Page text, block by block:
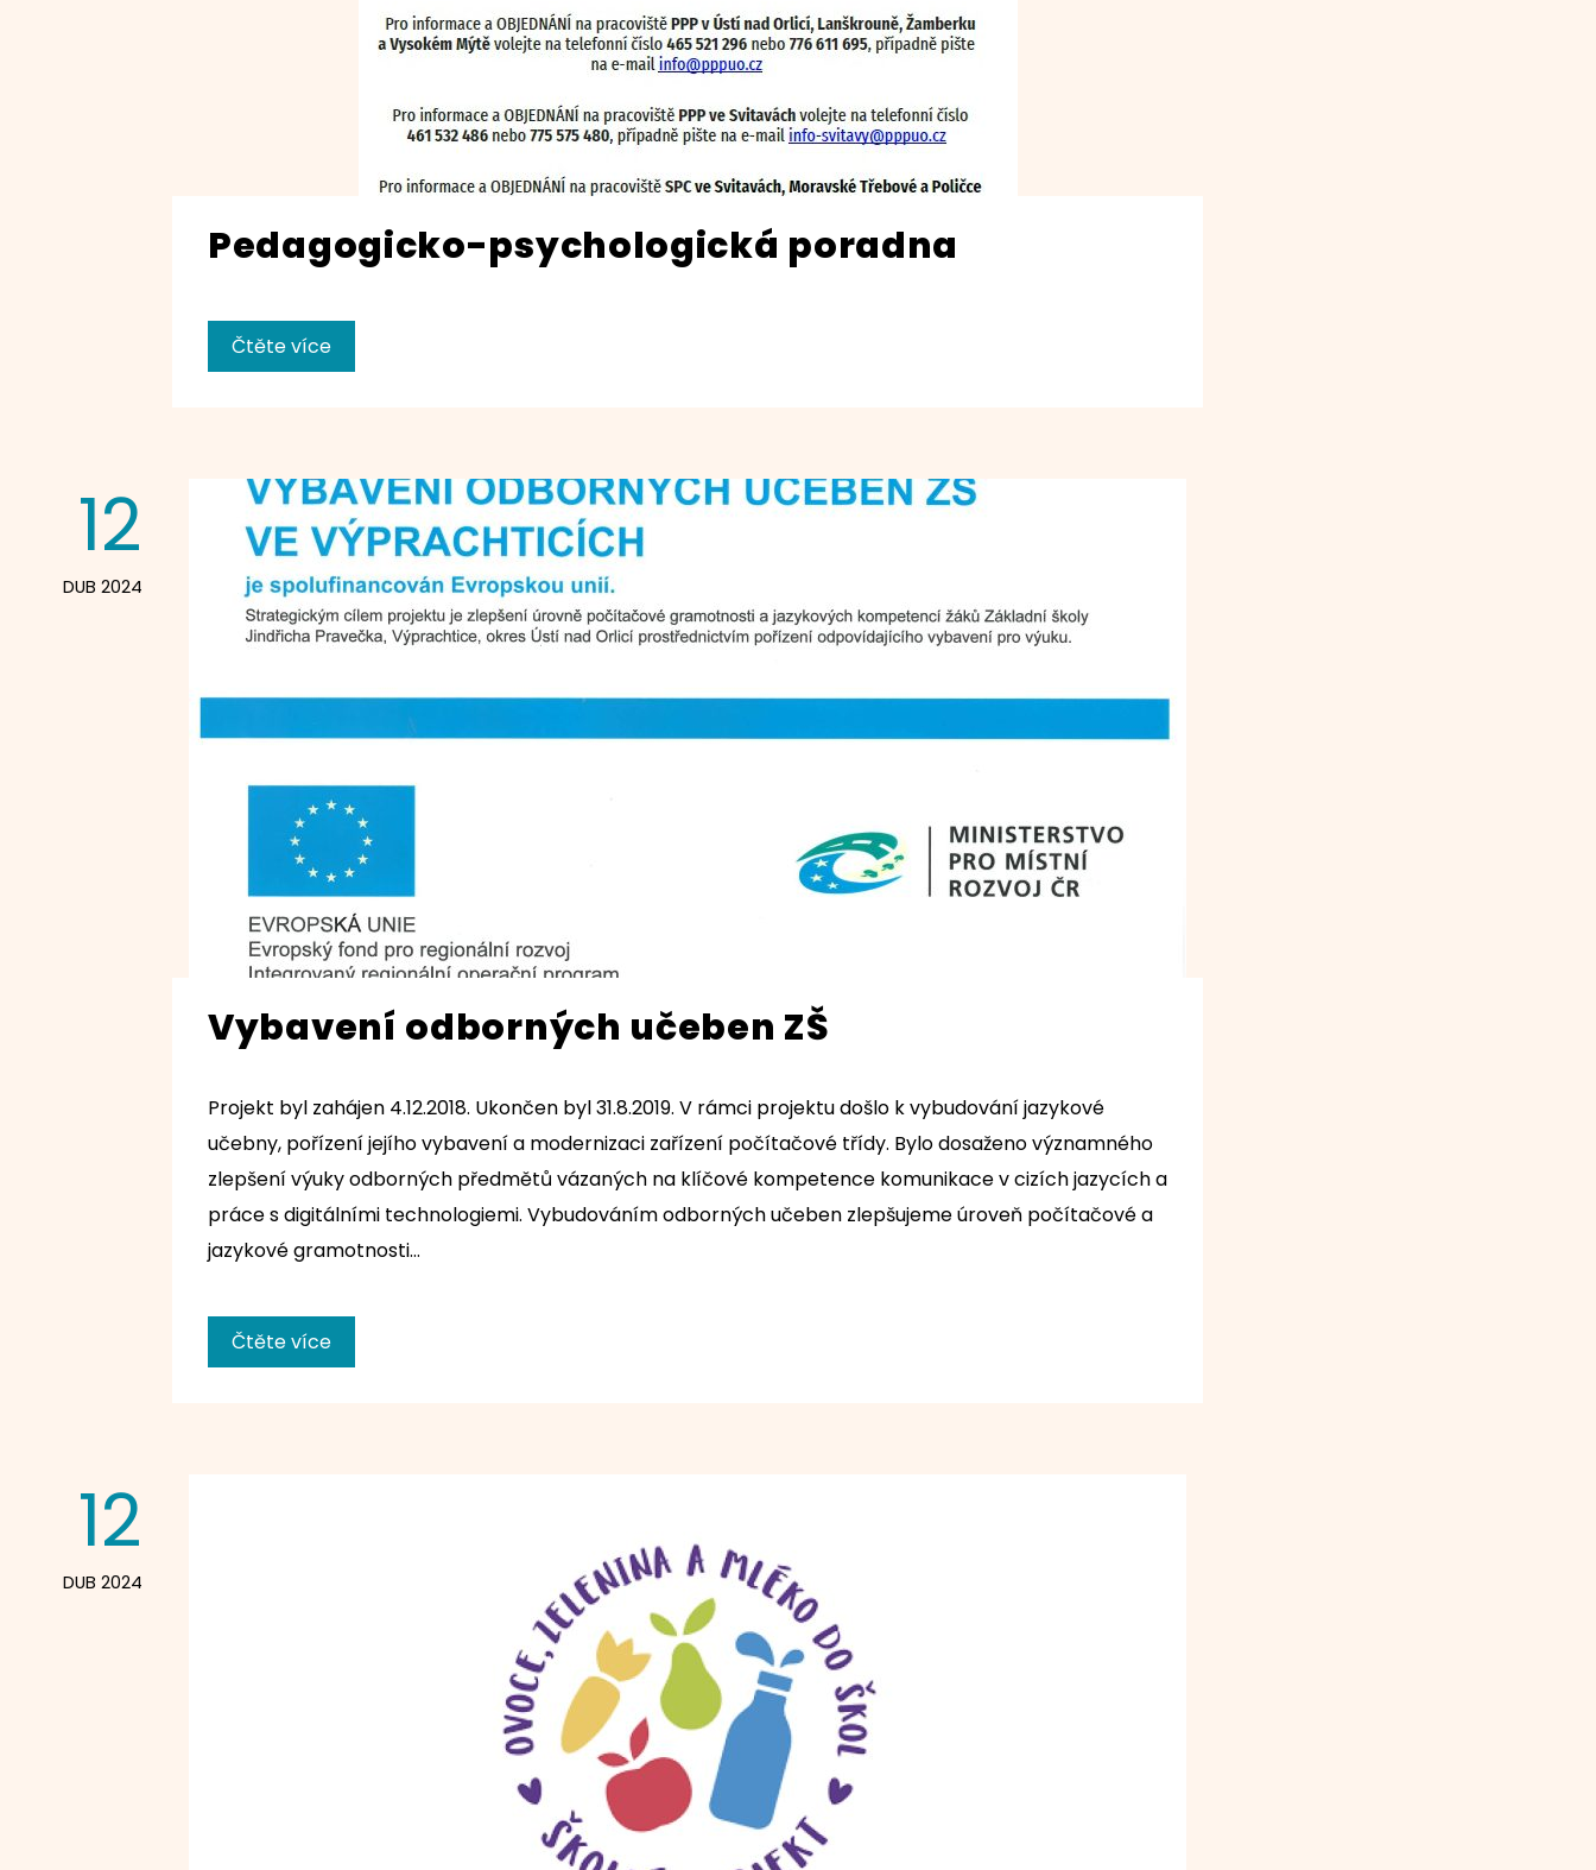
Pedagogicko-psychologická poradna
Čtěte více
12
DUB 2024
Vybavení odborných učeben ZŠ
Projekt byl zahájen 4.12.2018. Ukončen byl 31.8.2019. V rámci projektu došlo k vybudování jazykové
učebny, pořízení jejího vybavení a modernizaci zařízení počítačové třídy. Bylo dosaženo významného
zlepšení výuky odborných předmětů vázaných na klíčové kompetence komunikace v cizích jazycích a
práce s digitálními technologiemi. Vybudováním odborných učeben zlepšujeme úroveň počítačové a
jazykové gramotnosti…
Čtěte více
12
DUB 2024